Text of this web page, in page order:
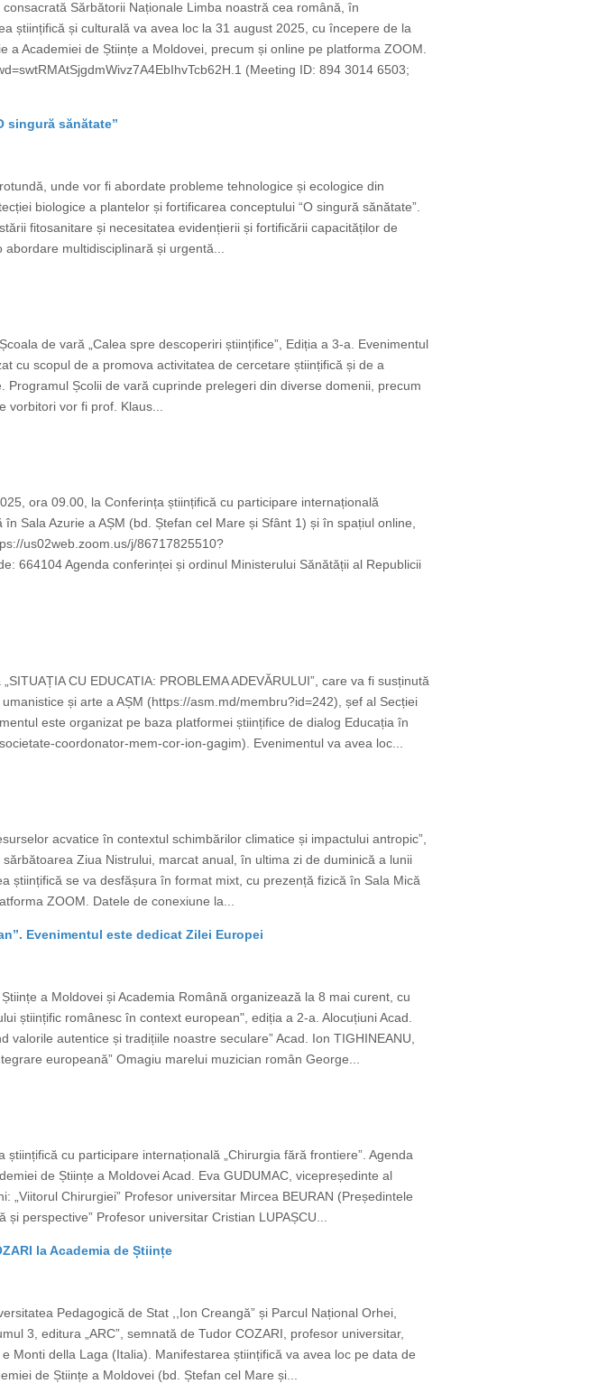
Sărbătorii Naționale Limba noastră cea română, în
științifică și culturală va avea loc la 31 august 2025, cu începere de la
Academiei de Științe a Moldovei, precum și online pe platforma ZOOM.
(Meeting ID: 894 3014 6503;
singură sănătate”
unde vor fi abordate probleme tehnologice și ecologice din
biologice a plantelor și fortificarea conceptului “O singură sănătate”.
fitosanitare și necesitatea evidențierii și fortificării capacităților de
multidisciplinară și urgentă...
de vară „Calea spre descoperiri științifice”, Ediția a 3-a. Evenimentul
cu scopul de a promova activitatea de cercetare științifică și de a
Școlii de vară cuprinde prelegeri din diverse domenii, precum
vor fi prof. Klaus...
ora 09.00, la Conferința științifică cu participare internațională
Sala Azurie a AȘM (bd. Ștefan cel Mare și Sfânt 1) și în spațiul online,
us02web.zoom.us/j/86717825510?
664104 Agenda conferinței și ordinul Ministerului Sănătății al Republicii
CU EDUCATIA: PROBLEMA ADEVĂRULUI”, care va fi susținută
și arte a AȘM (https://asm.md/membru?id=242), șef al Secției
este organizat pe baza platformei științifice de dialog Educația în
coordonator-mem-cor-ion-gagim). Evenimentul va avea loc...
acvatice în contextul schimbărilor climatice și impactului antropic”,
Ziua Nistrului, marcat anual, în ultima zi de duminică a lunii
științifică se va desfășura în format mixt, cu prezență fizică în Sala Mică
ZOOM. Datele de conexiune la...
Evenimentul este dedicat Zilei Europei
a Moldovei și Academia Română organizează la 8 mai curent, cu
științific românesc în context european", ediția a 2-a. Alocuțiuni Acad.
autentice și tradițiile noastre seculare” Acad. Ion TIGHINEANU,
europeană” Omagiu marelui muzician român George...
cu participare internațională „Chirurgia fără frontiere”. Agenda
de Științe a Moldovei Acad. Eva GUDUMAC, vicepreședinte al
Chirurgiei” Profesor universitar Mircea BEURAN (Președintele
perspective” Profesor universitar Cristian LUPAȘCU...
la Academia de Științe
Pedagogică de Stat ,,Ion Creangă” și Parcul Național Orhei,
3, editura „ARC”, semnată de Tudor COZARI, profesor universitar,
Monti della Laga (Italia). Manifestarea științifică va avea loc pe data de
de Științe a Moldovei (bd. Ștefan cel Mare și...